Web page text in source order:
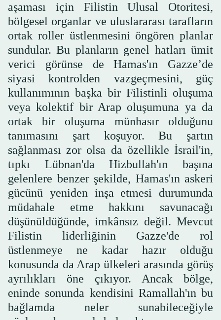
aşaması için Filistin Ulusal Otoritesi,
bölgesel organlar ve uluslararası tarafların
ortak roller üstlenmesini öngören planlar
sundular. Bu planların genel hatları ümit
verici görünse de Hamas'ın Gazze’de
siyasi kontrolden vazgeçmesini, güç
kullanımının başka bir Filistinli oluşuma
veya kolektif bir Arap oluşumuna ya da
ortak bir oluşuma münhasır olduğunu
tanımasını şart koşuyor. Bu şartın
sağlanması zor olsa da özellikle İsrail'in,
tıpkı Lübnan'da Hizbullah'ın başına
gelenlere benzer şekilde, Hamas'ın askeri
gücünü yeniden inşa etmesi durumunda
müdahale etme hakkını savunacağı
düşünüldüğünde, imkânsız değil. Mevcut
Filistin liderliğinin Gazze'de rol
üstlenmeye ne kadar hazır olduğu
konusunda da Arap ülkeleri arasında görüş
ayrılıkları öne çıkıyor. Ancak bölge,
eninde sonunda kendisini Ramallah'ın bu
bağlamda neler sunabileceğiyle